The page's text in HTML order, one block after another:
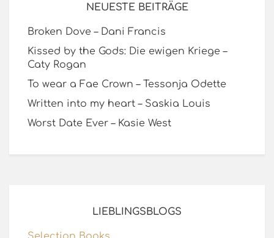
NEUESTE BEITRÄGE
Broken Dove – Dani Francis
Kissed by the Gods: Die ewigen Kriege –
Caty Rogan
To wear a Fae Crown – Tessonja Odette
Written into my heart – Saskia Louis
Worst Date Ever – Kasie West
LIEBLINGSBLOGS